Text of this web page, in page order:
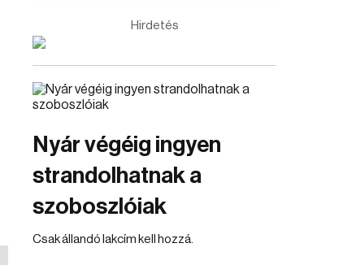
Hirdetés
Nyár végéig ingyen
strandolhatnak a
szoboszlóiak
Csak állandó lakcím kell hozzá.